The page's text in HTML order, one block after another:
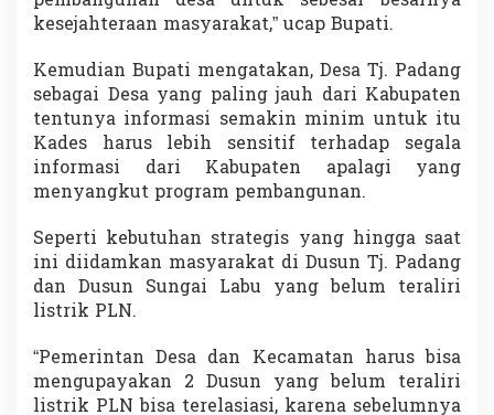
kesejahteraan masyarakat,” ucap Bupati.
Kemudian Bupati mengatakan, Desa Tj. Padang
sebagai Desa yang paling jauh dari Kabupaten
tentunya informasi semakin minim untuk itu
Kades harus lebih sensitif terhadap segala
informasi dari Kabupaten apalagi yang
menyangkut program pembangunan.
Seperti kebutuhan strategis yang hingga saat
ini diidamkan masyarakat di Dusun Tj. Padang
dan Dusun Sungai Labu yang belum teraliri
listrik PLN.
“Pemerintan Desa dan Kecamatan harus bisa
mengupayakan 2 Dusun yang belum teraliri
listrik PLN bisa terelasiasi, karena sebelumnya